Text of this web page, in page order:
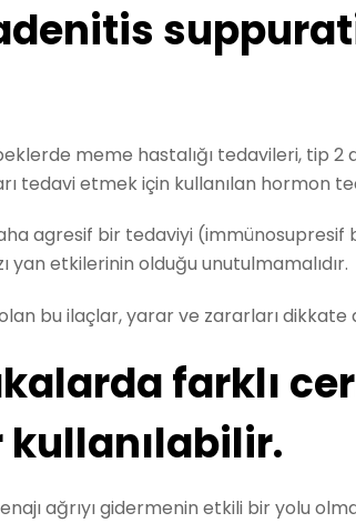
meme hastalığı tedavileri, tip 2
tedavi etmek için kullanılan hormon
agresif bir tedaviyi
yan etkilerinin olduğu unutulmamalıdır.
olan bu ilaçlar, yarar ve zararları
farklı
ağrıyı gidermenin etkili bir yolu